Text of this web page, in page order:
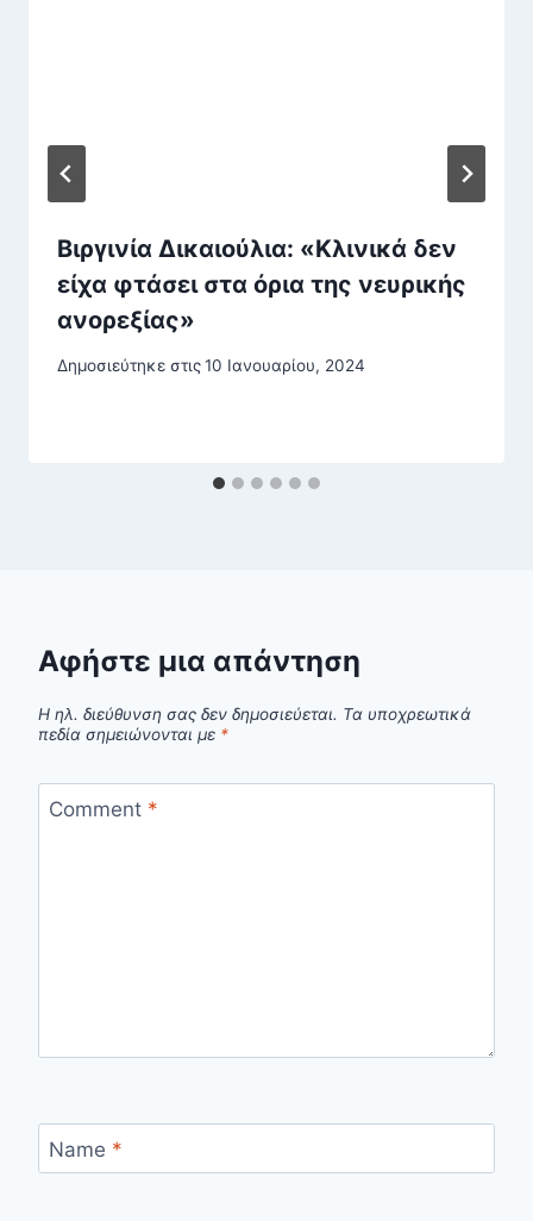
Βιργινία Δικαιούλια: «Κλινικά δεν
είχα φτάσει στα όρια της νευρικής
ανορεξίας»
Δημοσιεύτηκε στις10 Ιανουαρίου, 2024
Αφήστε μια απάντηση
Η ηλ. διεύθυνση σας δεν δημοσιεύεται. Τα υποχρεωτικά
πεδία σημειώνονται με *
Comment *
Name *